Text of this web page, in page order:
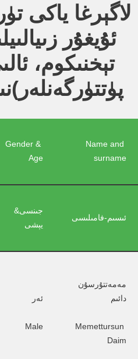
لاگېرغا ياكى
ئۇيغۇر
تېخنىكوم،
Name and
surname
Gender &
Age
ئىسىم-فامىلىسى
جىنسى&
يېشى
مەمەتتۇرسۇن
دائىم
Memettursun
Daim
ئەر
Male